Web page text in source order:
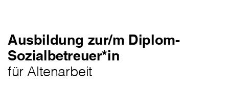
Ausbildung zur/m Diplom-
Sozialbetreuer*in
für Altenarbeit